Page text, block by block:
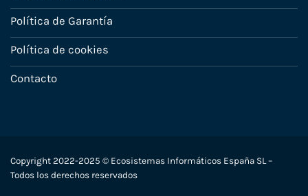
Política de Garantía
Política de cookies
Contacto
Copyright 2022-2025 © Ecosistemas Informáticos España SL –
Todos los derechos reservados